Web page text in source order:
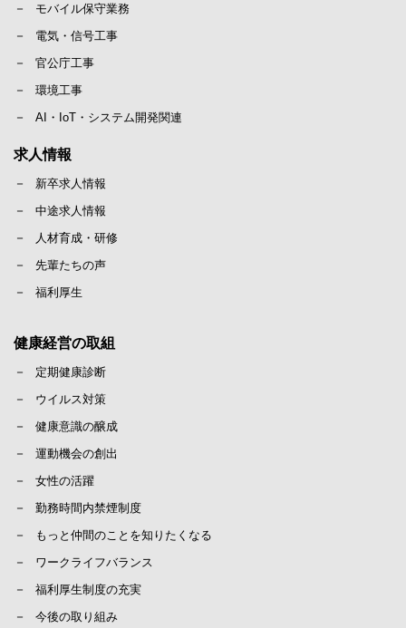
モバイル保守業務
電気・信号工事
官公庁工事
環境工事
AI・IoT・システム開発関連
求人情報
新卒求人情報
中途求人情報
人材育成・研修
先輩たちの声
福利厚生
健康経営の取組
定期健康診断
ウイルス対策
健康意識の醸成
運動機会の創出
女性の活躍
勤務時間内禁煙制度
もっと仲間のことを知りたくなる
ワークライフバランス
福利厚生制度の充実
今後の取り組み